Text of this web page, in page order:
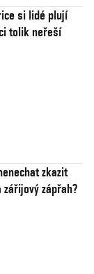
si lidé plují
tolik neřeší
zkazit
zápřah?